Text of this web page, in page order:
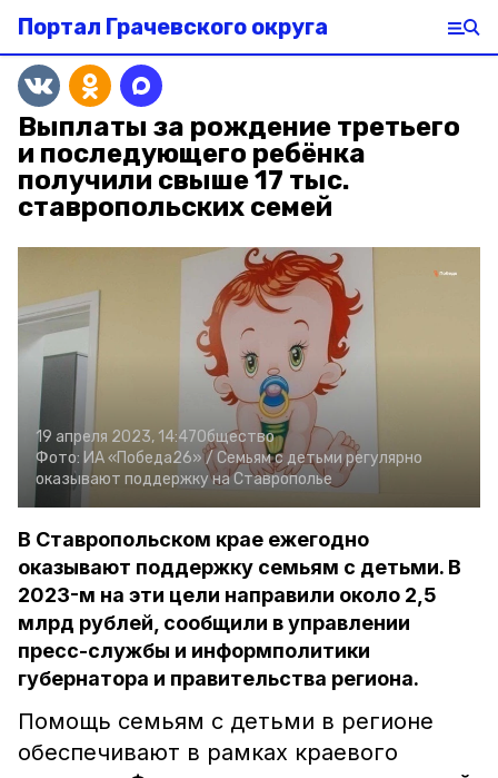
Портал Грачевского округа
Выплаты за рождение третьего
и последующего ребёнка
получили свыше 17 тыс.
ставропольских семей
19 апреля 2023, 14:47Общество
Фото: ИА «Победа26» / Семьям с детьми регулярно
оказывают поддержку на Ставрополье
В Ставропольском крае ежегодно
оказывают поддержку семьям с детьми. В
2023-м на эти цели направили около 2,5
млрд рублей, сообщили в управлении
пресс-службы и информполитики
губернатора и правительства региона.
Помощь семьям с детьми в регионе
обеспечивают в рамках краевого